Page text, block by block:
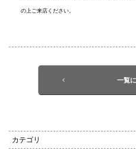
の上ご来店ください。
一覧
カテゴリ